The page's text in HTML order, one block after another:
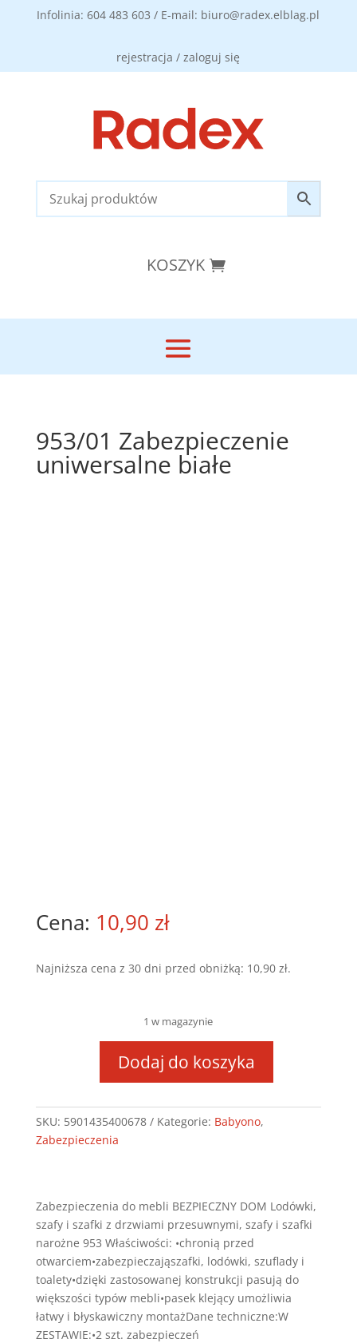
Infolinia: 604 483 603 / E-mail: biuro@radex.elblag.pl
rejestracja / zaloguj się
KOSZYK
953/01 Zabezpieczenie
uniwersalne białe
10,90 zł
Najniższa cena z 30 dni przed obniżką: 10,90 zł.
1 w magazynie
953/01
Zabezpieczenie
uniwersalne
białe
Dodaj do koszyka
SKU: 5901435400678 Kategorie: Babyono,
Zabezpieczenia
Zabezpieczenia do mebli BEZPIECZNY DOM Lodówki,
szafy i szafki z drzwiami przesuwnymi, szafy i szafki
narożne 953 Właściwości: •chronią przed
otwarciem•zabezpieczająszafki, lodówki, szuflady i
toalety•dzięki zastosowanej konstrukcji pasują do
większości typów mebli•pasek klejący umożliwia
łatwy i błyskawiczny montażDane techniczne:W
ZESTAWIE:•2 szt. zabezpieczeń